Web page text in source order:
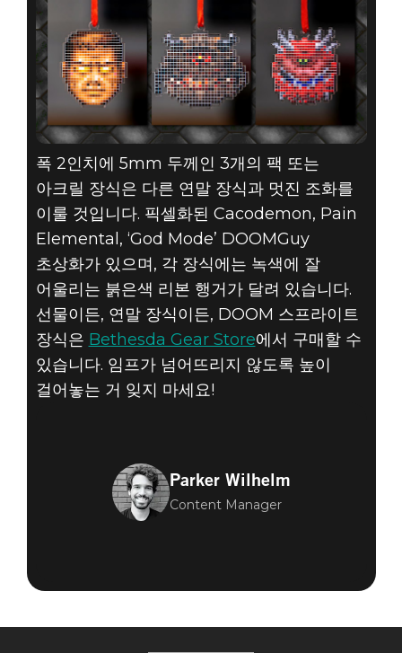
SLAYERS CLUB
선물 가이드 -
클래식
스프라이트 장식
세트
폭 2인치에 5mm 두께인 3개의 팩 또는
아크릴 장식은 다른 연말 장식과 멋진 조화를
이룰 것입니다. 픽셀화된 Cacodemon, Pain
Elemental, ‘God Mode’ DOOMGuy
초상화가 있으며, 각 장식에는 녹색에 잘
어울리는 붉은색 리본 행거가 달려 있습니다.
선물이든, 연말 장식이든, DOOM 스프라이트
장식은 Bethesda Gear Store에서 구매할 수
있습니다. 임프가 넘어뜨리지 않도록 높이
걸어놓는 거 잊지 마세요!
Parker Wilhelm
Content Manager